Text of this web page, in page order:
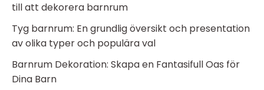
till att dekorera barnrum
Tyg barnrum: En grundlig översikt och presentation
av olika typer och populära val
Barnrum Dekoration: Skapa en Fantasifull Oas för
Dina Barn